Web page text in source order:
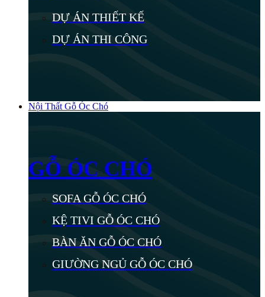
DỰ ÁN THIẾT KẾ
DỰ ÁN THI CÔNG
Nội Thất Gỗ Óc Chó
GỖ ÓC CHÓ
SOFA GỖ ÓC CHÓ
KỆ TIVI GỖ ÓC CHÓ
BÀN ĂN GỖ ÓC CHÓ
GIƯỜNG NGỦ GỖ ÓC CHÓ